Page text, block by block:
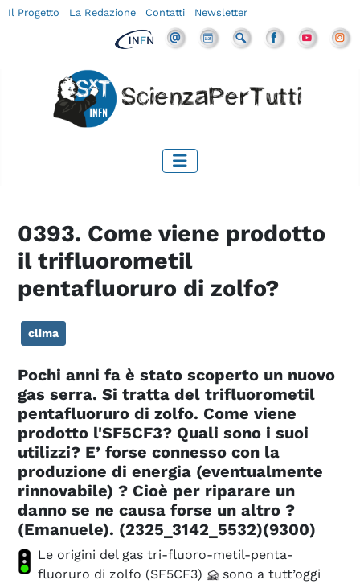
Il Progetto La Redazione Contatti Newsletter
0393. Come viene prodotto
il trifluorometil
pentafluoruro di zolfo?
clima
Pochi anni fa è stato scoperto un nuovo
gas serra. Si tratta del trifluorometil
pentafluoruro di zolfo. Come viene
prodotto l'SF5CF3? Quali sono i suoi
utilizzi? E’ forse connesso con la
produzione di energia (eventualmente
rinnovabile) ? Cioè per riparare un
danno se ne causa forse un altro ?
(Emanuele). (2325_3142_5532)(9300)
Le origini del gas tri-fluoro-metil-penta-
fluoruro di zolfo (SF5CF3)
sono a tutt’oggi